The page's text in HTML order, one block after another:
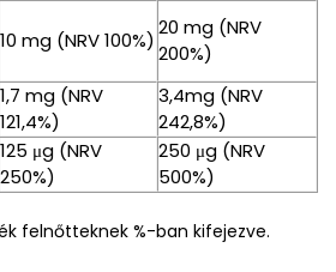
10 mg (NRV 100%)
20 mg (NRV
200%)
1,7 mg (NRV
121,4%)
3,4mg (NRV
242,8%)
125 μg (NRV
250%)
250 μg (NRV
500%)
felnőtteknek %-ban kifejezve.